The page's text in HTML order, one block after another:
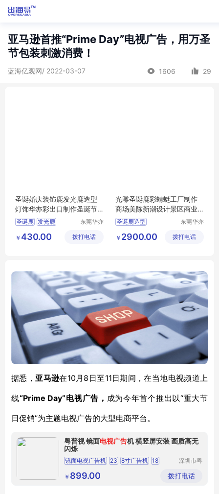
亚马逊首推“Prime Day”电视广告，用万圣
节包装刺激消费！
蓝海亿观网/ 2022-03-07 1606 29
圣诞婚庆装饰鹿发光鹿造型
灯饰华亦彩出口制作圣诞节
折叠装饰灯
圣诞鹿 发光鹿
户外装饰
东莞华亦
艺有限公
￥ 430.00 拨打电话
光雕圣诞鹿彩蜻蜓工厂制作
商场美陈新潮设计景区商业
氛围摆件装饰
圣诞鹿造型
圣诞节节日布置
东莞华亦
艺有限公
￥ 2900.00 拨打电话
据悉， 亚马逊在10月8日至11日期间，在当地电视频道上
线“Prime Day”电视广告， 成为今年首个推出以“重大节
日促销”为主题电视广告的大型电商平台。
粤普视 镜面电视广告机 横竖屏安装 画质高无
闪烁
镜面电视广告机 23 8寸广告机 18
5寸广告机
15
75寸双面广告机
深圳市粤
限公司
￥ 899.00 拨打电话